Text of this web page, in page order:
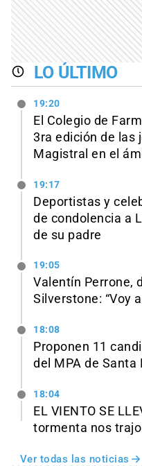
LO ÚLTIMO
19:20
El Colegio de
3ra edición de las
Magistral en el
19:17
Deportistas y
de condolencia a
de su padre
19:05
Valentín Perrone,
Silverstone: “Voy
18:08
Proponen 11
del MPA de Santa
18:04
EL VIENTO SE
tormenta nos
Ver todas las noticias